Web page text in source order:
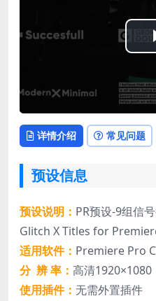
详情介绍 常见问题
预设信息
预设说明： PR预设-9组信
Glitch X Titles for
适用软件： Premiere Pro
分 辨 率： 高清1920×1080
使用插件： 无需外置插件